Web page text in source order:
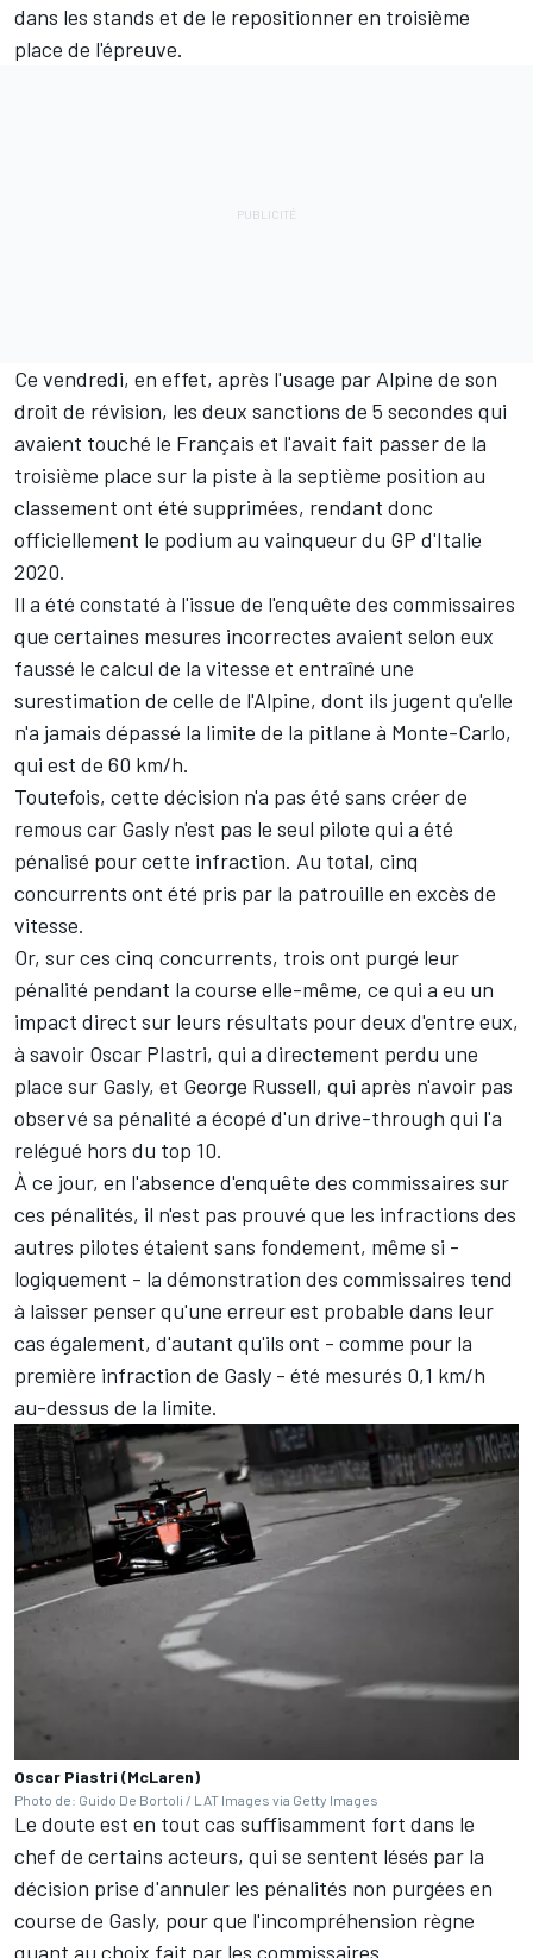
dans les stands et de le repositionner en troisième
place de l'épreuve.
Ce vendredi, en effet, après l'usage par Alpine de son
droit de révision, les deux sanctions de 5 secondes qui
avaient touché le Français et l'avait fait passer de la
troisième place sur la piste à la septième position au
classement ont été supprimées, rendant donc
officiellement le podium au vainqueur du GP d'Italie
2020.
Il a été constaté à l'issue de l'enquête des commissaires
que certaines mesures incorrectes avaient selon eux
faussé le calcul de la vitesse et entraîné une
surestimation de celle de l'Alpine, dont ils jugent qu'elle
n'a jamais dépassé la limite de la pitlane à Monte-Carlo,
qui est de 60 km/h.
Toutefois, cette décision n'a pas été sans créer de
remous car Gasly n'est pas le seul pilote qui a été
pénalisé pour cette infraction. Au total, cinq
concurrents ont été pris par la patrouille en excès de
vitesse.
Or, sur ces cinq concurrents, trois ont purgé leur
pénalité pendant la course elle-même, ce qui a eu un
impact direct sur leurs résultats pour deux d'entre eux,
à savoir Oscar PIastri, qui a directement perdu une
place sur Gasly, et George Russell, qui après n'avoir pas
observé sa pénalité a écopé d'un drive-through qui l'a
relégué hors du top 10.
À ce jour, en l'absence d'enquête des commissaires sur
ces pénalités, il n'est pas prouvé que les infractions des
autres pilotes étaient sans fondement, même si -
logiquement - la démonstration des commissaires tend
à laisser penser qu'une erreur est probable dans leur
cas également, d'autant qu'ils ont - comme pour la
première infraction de Gasly - été mesurés 0,1 km/h
au-dessus de la limite.
Oscar Piastri (McLaren)
Photo de: Guido De Bortoli / LAT Images via Getty Images
Le doute est en tout cas suffisamment fort dans le
chef de certains acteurs, qui se sentent lésés par la
décision prise d'annuler les pénalités non purgées en
course de Gasly, pour que l'incompréhension règne
quant au choix fait par les commissaires.